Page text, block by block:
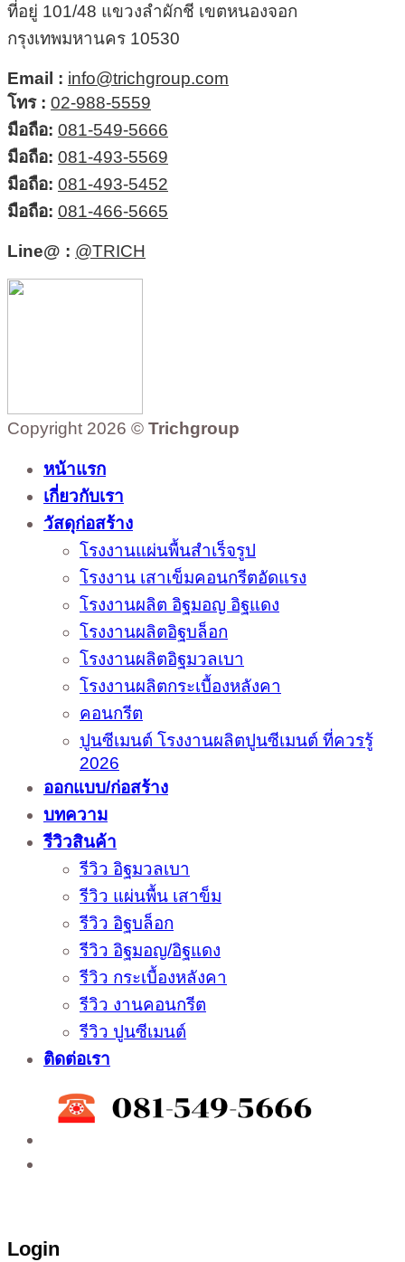
ที่อยู่ 101/48 แขวงลำผักชี เขตหนองจอก
กรุงเทพมหานคร 10530
Email : info@trichgroup.com
โทร : 02-988-5559
มือถือ: 081-549-5666
มือถือ: 081-493-5569
มือถือ: 081-493-5452
มือถือ: 081-466-5665
Line@ : @TRICH
Copyright 2026 © Trichgroup
หน้าแรก
เกี่ยวกับเรา
วัสดุก่อสร้าง
โรงงานแผ่นพื้นสำเร็จรูป
โรงงาน เสาเข็มคอนกรีตอัดแรง
โรงงานผลิต อิฐมอญ อิฐแดง
โรงงานผลิตอิฐบล็อก
โรงงานผลิตอิฐมวลเบา
โรงงานผลิตกระเบื้องหลังคา
คอนกรีต
ปูนซีเมนต์ โรงงานผลิตปูนซีเมนต์ ที่ควรรู้
2026
ออกแบบ/ก่อสร้าง
บทความ
รีวิวสินค้า
รีวิว อิฐมวลเบา
รีวิว แผ่นพื้น เสาข็ม
รีวิว อิฐบล็อก
รีวิว อิฐมอญ/อิฐแดง
รีวิว กระเบื้องหลังคา
รีวิว งานคอนกรีต
รีวิว ปูนซีเมนต์
ติดต่อเรา
Login